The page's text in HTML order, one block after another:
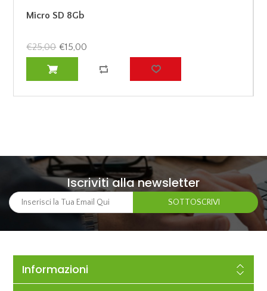
Micro SD 8Gb
€25,00 €15,00
Iscriviti alla newsletter
Informazioni